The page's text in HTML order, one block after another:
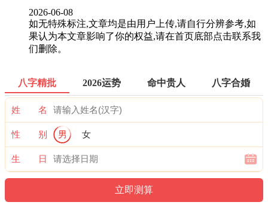
2026-06-08
如无特殊标注,文章均是由用户上传,请自行分辨参考,如
果认为本文章影响了你的权益,请在首页底部点击联系我
们删除。
八字精批 2026运势 命中贵人 八字合婚
姓 名
性 别 男 女
生 日